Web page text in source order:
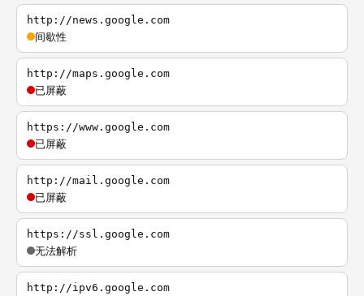
http://news.google.com
间歇性
http://maps.google.com
已屏蔽
https://www.google.com
已屏蔽
http://mail.google.com
已屏蔽
https://ssl.google.com
无法解析
http://ipv6.google.com